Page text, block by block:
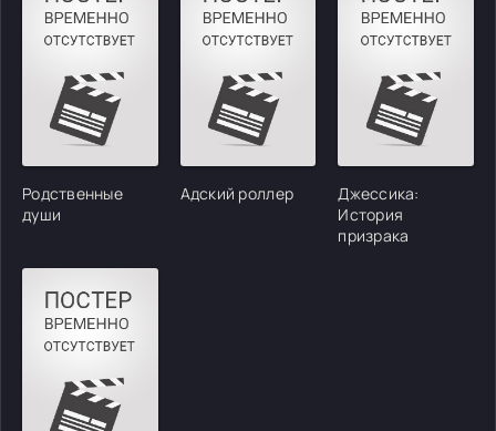
Родственные
души
Адский роллер
Джессика:
История
призрака